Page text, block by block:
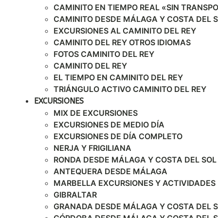
CAMINITO EN TIEMPO REAL «SIN
CAMINITO DESDE MÁLAGA Y COSTA DEL
EXCURSIONES AL CAMINITO DEL REY
CAMINITO DEL REY OTROS IDIOMAS
FOTOS CAMINITO DEL REY
CAMINITO DEL REY
EL TIEMPO EN CAMINITO DEL REY
TRIÁNGULO ACTIVO CAMINITO DEL REY
EXCURSIONES
MIX DE EXCURSIONES
EXCURSIONES DE MEDIO DÍA
EXCURSIONES DE DÍA COMPLETO
NERJA Y FRIGILIANA
RONDA DESDE MÁLAGA Y COSTA DEL SOL
ANTEQUERA DESDE MÁLAGA
MARBELLA EXCURSIONES Y ACTIVIDADES
GIBRALTAR
GRANADA DESDE MÁLAGA Y COSTA DEL